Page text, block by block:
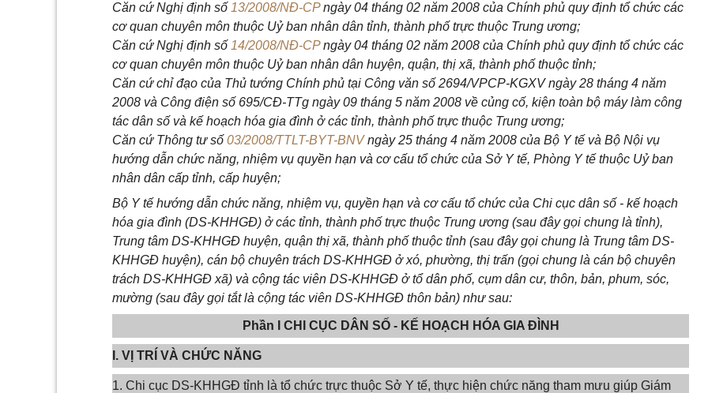
Căn cứ Nghị định số 13/2008/NĐ-CPngày 04 tháng 02 năm 2008 của Chính phủ quy định tổ chức các
cơ quan chuyên môn thuộc Uỷ ban nhân dân tỉnh, thành phố trực thuộc Trung ương;
Căn cứ Nghị định số 14/2008/NĐ-CPngày 04 tháng 02 năm 2008 của Chính phủ quy định tổ chức các
cơ quan chuyên môn thuộc Uỷ ban nhân dân huyện, quận, thị xã, thành phố thuộc tỉnh;
Căn cứ chỉ đạo của Thủ tướng Chính phủ tại Công văn số 2694/VPCP-KGXV ngày 28 tháng 4 năm
2008 và Công điện số 695/CĐ-TTg ngày 09 tháng 5 năm 2008 về củng cố, kiện toàn bộ máy làm công
tác dân số và kế hoạch hóa gia đình ở các tỉnh, thành phố trực thuộc Trung ương;
Căn cứ Thông tư số 03/2008/TTLT-BYT-BNVngày 25 tháng 4 năm 2008 của Bộ Y tế và Bộ Nội vụ
hướng dẫn chức năng, nhiệm vụ quyền hạn và cơ cấu tổ chức của Sở Y tế, Phòng Y tế thuộc Uỷ ban
nhân dân cấp tỉnh, cấp huyện;
Bộ Y tế hướng dẫn chức năng, nhiệm vụ, quyền hạn và cơ cấu tổ chức của Chi cục dân số - kế hoạch
hóa gia đình (DS-KHHGĐ) ở các tỉnh, thành phố trực thuộc Trung ương (sau đây gọi chung là tỉnh),
Trung tâm DS-KHHGĐ huyện, quận thị xã, thành phố thuộc tỉnh (sau đây gọi chung là Trung tâm DS-
KHHGĐ huyện), cán bộ chuyên trách DS-KHHGĐ ở xó, phường, thị trấn (gọi chung là cán bộ chuyên
trách DS-KHHGĐ xã) và cộng tác viên DS-KHHGĐ ở tổ dân phố, cụm dân cư, thôn, bản, phum, sóc,
mường (sau đây gọi tắt là cộng tác viên DS-KHHGĐ thôn bản) như sau:
Phần I CHI CỤC DÂN SỐ - KẾ HOẠCH HÓA GIA ĐÌNH
I. VỊ TRÍ VÀ CHỨC NĂNG
1. Chi cục DS-KHHGĐ tỉnh là tổ chức trực thuộc Sở Y tế, thực hiện chức năng tham mưu giúp Giám